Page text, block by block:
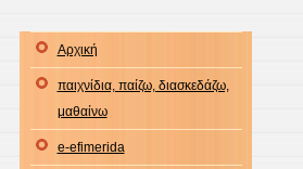
Αρχική
παιχνίδια, παίζω, διασκεδάζω,
μαθαίνω
e-efimerida